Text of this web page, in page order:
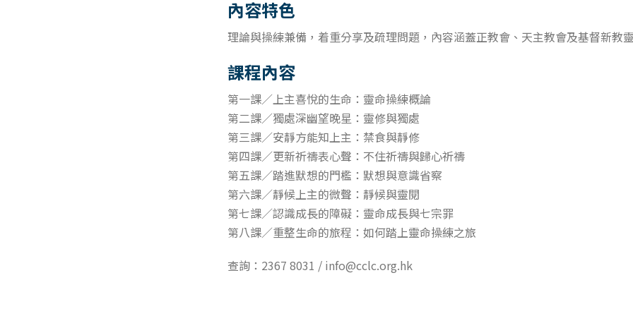
內容特色
理論與操練兼備，着重分享及疏理問題，內容涵蓋正教會、天主教會及基督新教
課程內容
第一課／上主喜悅的生命：靈命操練概論
第二課／獨處深幽望晚星：靈修與獨處
第三課／安靜方能知上主：禁食與靜修
第四課／更新祈禱表心聲：不住祈禱與歸心祈禱
第五課／踏進默想的門檻：默想與意識省察
第六課／靜候上主的微聲：靜候與靈閱
第七課／認識成長的障礙：靈命成長與七宗罪
第八課／重整生命的旅程：如何踏上靈命操練之旅
查詢：2367 8031 / info@cclc.org.hk